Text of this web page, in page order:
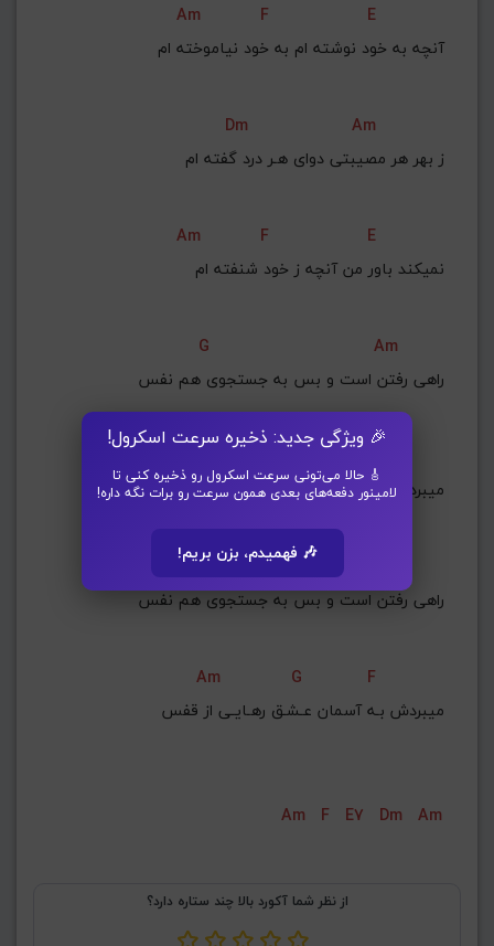
🎉 ویژگی جدید: ذخیره سرعت اسکرول!
🎸 حالا می‌تونی سرعت اسکرول رو ذخیره کنی تا
لامینور دفعه‌های بعدی همون سرعت رو برات نگه داره!
🎶 فهمیدم، بزن بریم!
Am F
E
آنچه به خود نوشته ام به خود نياموخته ام
Dm
Am
ز بهر هر مصيبتی دوای هـر درد گفته ام
Am F
E
نمیكند باور من آنچه ز خود شنفته ام
G
Am
راهی رفتن است و بس به جستجوی هم نفس
Am G
ميبردش بـه آسمان عـشـق رهـايـی از قفس
G
راهی رفتن است و بس به جستجوی هم نفس
Am G
F
ميبردش بـه آسمان عـشـق رهـايـی از قفس
Am F E7 Dm Am
از نظر شما آکورد بالا چند ستاره دارد؟